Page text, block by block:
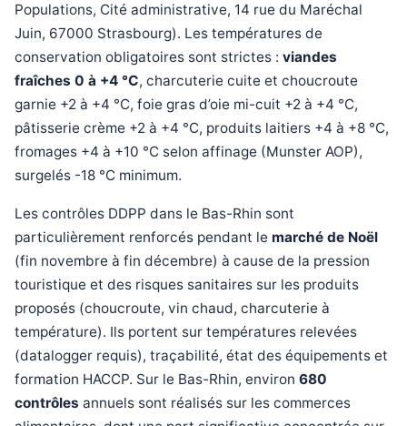
Populations, Cité administrative, 14 rue du Maréchal
Juin, 67000 Strasbourg). Les températures de
conservation obligatoires sont strictes : viandes
fraîches 0 à +4 °C, charcuterie cuite et choucroute
garnie +2 à +4 °C, foie gras d’oie mi-cuit +2 à +4 °C,
pâtisserie crème +2 à +4 °C, produits laitiers +4 à +8 °C,
fromages +4 à +10 °C selon affinage (Munster AOP),
surgelés -18 °C minimum.
Les contrôles DDPP dans le Bas-Rhin sont
particulièrement renforcés pendant le marché de Noël
(fin novembre à fin décembre) à cause de la pression
touristique et des risques sanitaires sur les produits
proposés (choucroute, vin chaud, charcuterie à
température). Ils portent sur températures relevées
(datalogger requis), traçabilité, état des équipements et
formation HACCP. Sur le Bas-Rhin, environ 680
contrôles annuels sont réalisés sur les commerces